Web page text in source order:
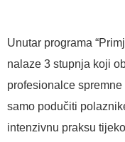
Unutar programa
nalaze 3 stupnja koji
profesionalce
samo podučiti
intenzivnu praksu